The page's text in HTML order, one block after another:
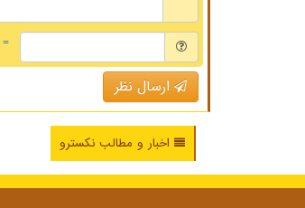
= ۲ بعلاوه ۲
ارسال نظر
اخبار و مطالب نکسترو